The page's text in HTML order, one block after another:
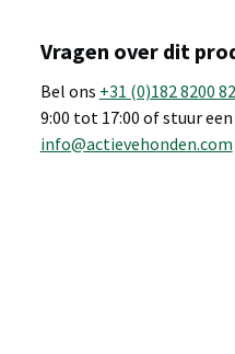
Vragen over dit
Bel ons +31 (0)182 8200 82
9:00 tot 17:00 of stuur
info@actievehonden.com